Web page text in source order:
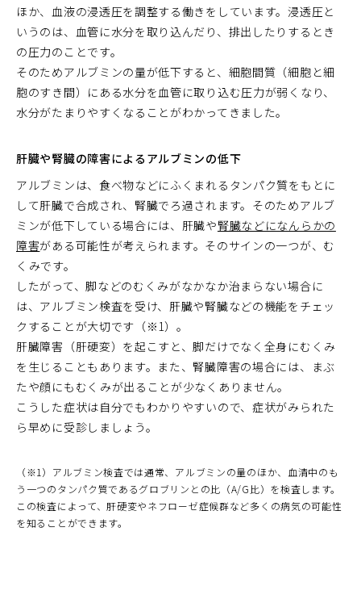
ほか、血液の浸透圧を調整する働きをしています。浸透圧と
いうのは、血管に水分を取り込んだり、排出したりするとき
の圧力のことです。
そのためアルブミンの量が低下すると、細胞間質（細胞と細
胞のすき間）にある水分を血管に取り込む圧力が弱くなり、
水分がたまりやすくなることがわかってきました。
肝臓や腎臓の障害によるアルブミンの低下
アルブミンは、食べ物などにふくまれるタンパク質をもとに
して肝臓で合成され、腎臓でろ過されます。そのためアルブ
ミンが低下している場合には、肝臓や腎臓などになんらかの
障害がある可能性が考えられます。そのサインの一つが、む
くみです。
したがって、脚などのむくみがなかなか治まらない場合に
は、アルブミン検査を受け、肝臓や腎臓などの機能をチェッ
クすることが大切です（※1）。
肝臓障害（肝硬変）を起こすと、脚だけでなく全身にむくみ
を生じることもあります。また、腎臓障害の場合には、まぶ
たや顔にもむくみが出ることが少なくありません。
こうした症状は自分でもわかりやすいので、症状がみられた
ら早めに受診しましょう。
（※1）アルブミン検査では通常、アルブミンの量のほか、血清中のも
う一つのタンパク質であるグロブリンとの比（A/G比）を検査します。
この検査によって、肝硬変やネフローゼ症候群など多くの病気の可能性
を知ることができます。